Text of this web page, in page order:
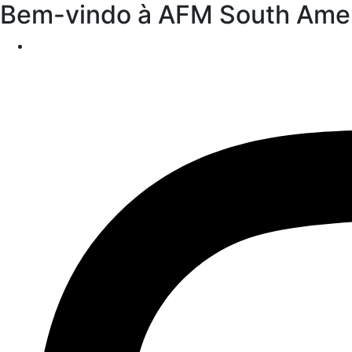
Bem-vindo à AFM South